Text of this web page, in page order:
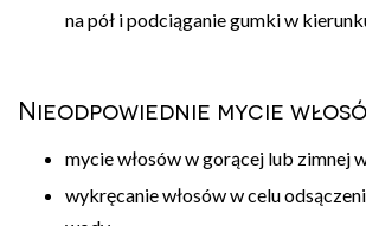
na pół i podciąganie gumki w
Nieodpowiednie mycie
mycie włosów w gorącej lub zimnej
wykręcanie włosów w celu